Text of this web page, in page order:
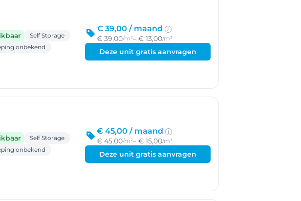
Self Storage
onbekend
€ 39,00 / maand
€ 39,00/m²– € 13,00/m³
Deze unit gratis aanvragen
Self Storage
onbekend
€ 45,00 / maand
€ 45,00/m²– € 15,00/m³
Deze unit gratis aanvragen